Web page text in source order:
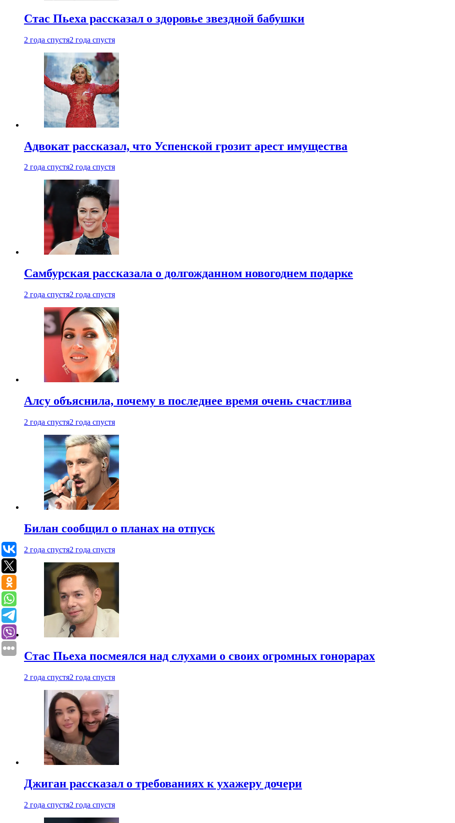
Стас Пьеха рассказал о здоровье звездной бабушки
2 года спустя2 года спустя
Адвокат рассказал, что Успенской грозит арест имущества
2 года спустя2 года спустя
Самбурская рассказала о долгожданном новогоднем подарке
2 года спустя2 года спустя
Алсу объяснила, почему в последнее время очень счастлива
2 года спустя2 года спустя
Билан сообщил о планах на отпуск
2 года спустя2 года спустя
Стас Пьеха посмеялся над слухами о своих огромных гонорарах
2 года спустя2 года спустя
Джиган рассказал о требованиях к ухажеру дочери
2 года спустя2 года спустя